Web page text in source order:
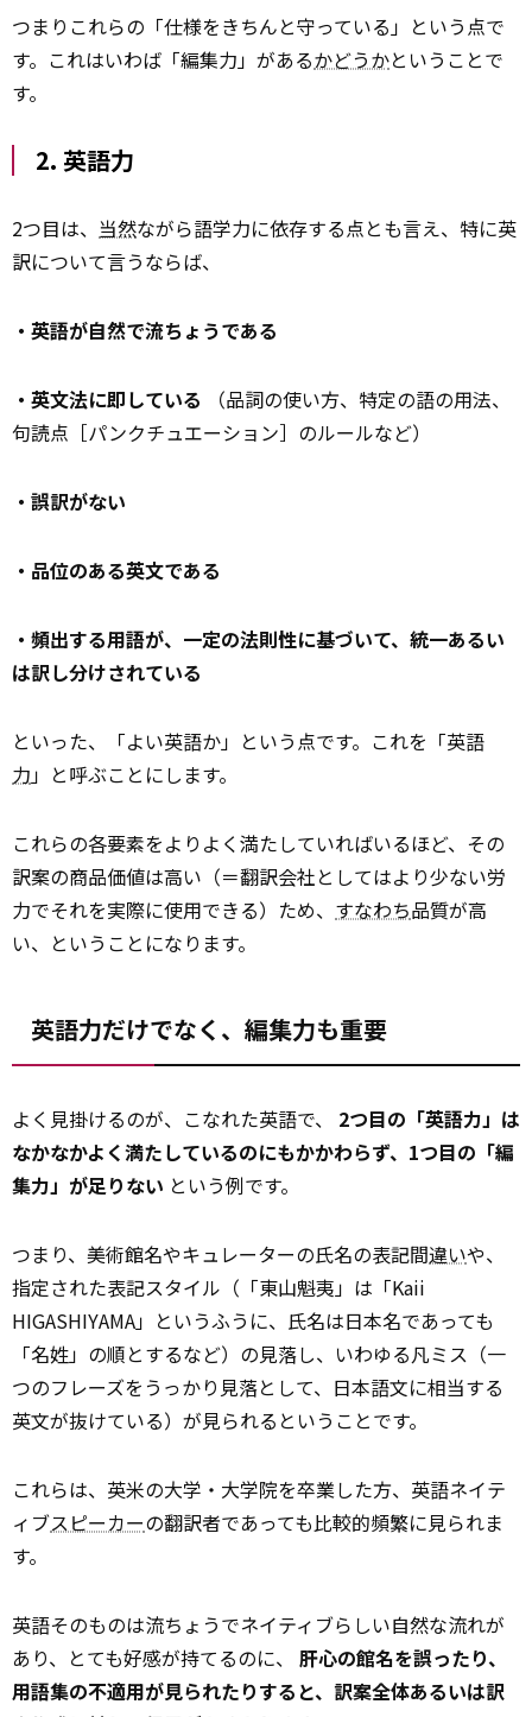
つまりこれらの「仕様をきちんと守っている」という点で
す。これはいわば「編集力」があるかどうかということで
す。
2. 英語力
2つ目は、 当然ながら語学力に依存する点とも言え、特に英
訳について言うならば、
・英語が自然で流ちょうである
・英文法に即している （品詞の使い方、特定の語の用法、
句読点［パンクチュエーション］のルールなど）
・誤訳がない
・品位のある英文である
・頻出する用語が、一定の法則性に基づいて、統一あるい
は訳し分けされている
といった、「よい英語か」という点です。これを「英語
力」と呼ぶことにします。
これらの各要素をよりよく満たしていればいるほど、その
訳案の商品価値は高い（＝翻訳会社としてはより少ない労
力でそれを実際に使用できる）ため、 すなわち品質が高
い、ということになります。
英語力だけでなく、編集力も重要
よく見掛けるのが、こなれた英語で、 2つ目の「英語力」は
なかなかよく満たしているのにもかかわらず、1つ目の「編
集力」が足りない という例です。
つまり、美術館名やキュレーターの氏名の表記間違いや、
指定された表記スタイル（「東山魁夷」は「Kaii
HIGASHIYAMA」というふうに、氏名は日本名であっても
「名姓」の順とするなど）の見落し、いわゆる凡ミス（一
つのフレーズをうっかり見落として、日本語文に相当する
英文が抜けている）が見られるということです。
これらは、英米の大学・大学院を卒業した方、英語ネイテ
ィブスピーカーの翻訳者であっても比較的頻繁に見られま
す。
英語そのものは流ちょうでネイティブらしい自然な流れが
あり、とても好感が持てるのに、 肝心の館名を誤ったり、
用語集の不適用が見られたりすると、訳案全体あるいは訳